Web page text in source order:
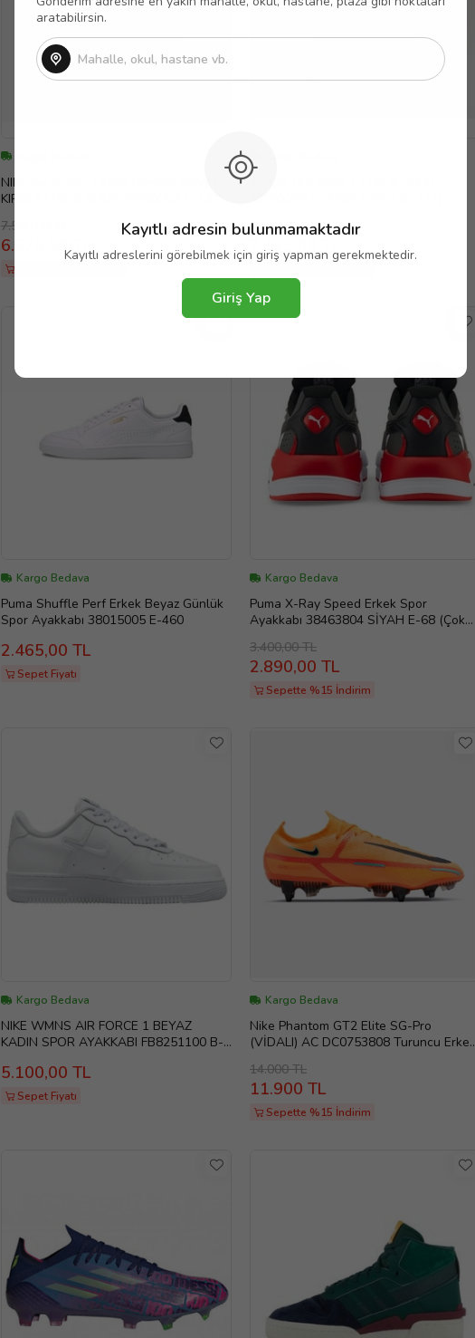
aratabilirsin.
Kayıtlı adresin bulunmamaktadır
Kayıtlı adreslerini görebilmek için giriş yapman gerekmektedir.
Giriş Yap
NIKE Air Jordan 1 High Flyease SİYAH -
KIRMIZI ERKEK SPOR AYAKKABI E-132
7.500,00 TL
6.375,00 TL
2.500,00 TL
2.125,00 TL
Kargo Bedava
Puma Shuffle Perf Erkek Beyaz Günlük
Spor Ayakkabı 38015005 E-460
2.465,00 TL
Sepet Fiyatı
Kargo Bedava
Puma X-Ray Speed Erkek Spor
Ayakkabı 38463804 SİYAH E-68 (Çok
3.400,00 TL
2.890,00 TL
Sepette %15 İndirim
Kargo Bedava
NIKE WMNS AIR FORCE 1 BEYAZ
KADIN SPOR AYAKKABI FB8251100 B-
5.100,00 TL
Sepet Fiyatı
Kargo Bedava
Nike Phantom GT2 Elite SG-Pro
(VİDALI) AC DC0753808 Turuncu Erkek
14.000 TL
11.900 TL
Sepette %15 İndirim